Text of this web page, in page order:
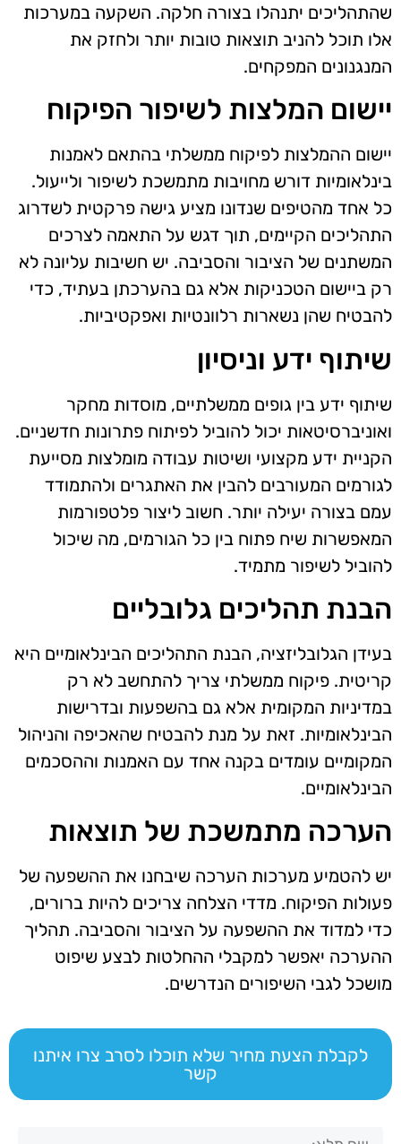
שהתהליכים יתנהלו בצורה חלקה. השקעה במערכות
אלו תוכל להניב תוצאות טובות יותר ולחזק את
המנגנונים המפקחים.
יישום המלצות לשיפור הפיקוח
יישום ההמלצות לפיקוח ממשלתי בהתאם לאמנות
בינלאומיות דורש מחויבות מתמשכת לשיפור ולייעול.
כל אחד מהטיפים שנדונו מציע גישה פרקטית לשדרוג
התהליכים הקיימים, תוך דגש על התאמה לצרכים
המשתנים של הציבור והסביבה. יש חשיבות עליונה לא
רק ביישום הטכניקות אלא גם בהערכתן בעתיד, כדי
להבטיח שהן נשארות רלוונטיות ואפקטיביות.
שיתוף ידע וניסיון
שיתוף ידע בין גופים ממשלתיים, מוסדות מחקר
ואוניברסיטאות יכול להוביל לפיתוח פתרונות חדשניים.
הקניית ידע מקצועי ושיטות עבודה מומלצות מסייעת
לגורמים המעורבים להבין את האתגרים ולהתמודד
עמם בצורה יעילה יותר. חשוב ליצור פלטפורמות
המאפשרות שיח פתוח בין כל הגורמים, מה שיכול
להוביל לשיפור מתמיד.
הבנת תהליכים גלובליים
בעידן הגלובליזציה, הבנת התהליכים הבינלאומיים היא
קריטית. פיקוח ממשלתי צריך להתחשב לא רק
במדיניות המקומית אלא גם בהשפעות ובדרישות
הבינלאומיות. זאת על מנת להבטיח שהאכיפה והניהול
המקומיים עומדים בקנה אחד עם האמנות וההסכמים
הבינלאומיים.
הערכה מתמשכת של תוצאות
יש להטמיע מערכות הערכה שיבחנו את ההשפעה של
פעולות הפיקוח. מדדי הצלחה צריכים להיות ברורים,
כדי למדוד את ההשפעה על הציבור והסביבה. תהליך
ההערכה יאפשר למקבלי ההחלטות לבצע שיפוט
מושכל לגבי השיפורים הנדרשים.
לקבלת הצעת מחיר שלא תוכלו לסרב צרו איתנו
קשר